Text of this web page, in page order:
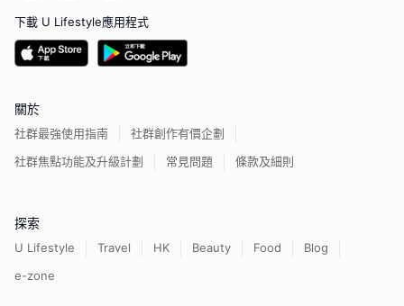
下載 U Lifestyle應用程式
關於
社群最強使用指南
社群創作有價企劃
社群焦點功能及升級計劃
常見問題 條款及細則
探索
U Lifestyle Travel HK Beauty Food
Blog
e-zone